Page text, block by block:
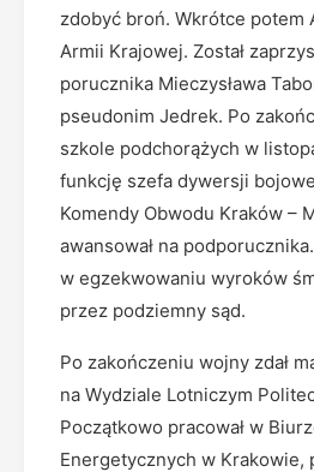
zdobyć broń. Wkrótce potem
Armii Krajowej. Został
porucznika Mieczysława
pseudonim Jedrek. Po
szkole podchorążych w
funkcję szefa dywersji
Komendy Obwodu Kraków –
awansował na
w egzekwowaniu wyroków
przez podziemny sąd.
Po zakończeniu wojny zdał
na Wydziale Lotniczym
Początkowo pracował w
Energetycznych w Krakowie,